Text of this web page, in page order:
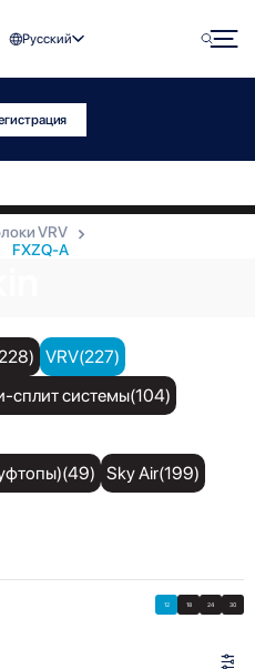
Русский
VRV
FXZQ-A
VRV(227)
сплит системы(104)
Sky Air(199)
12 18 24 30